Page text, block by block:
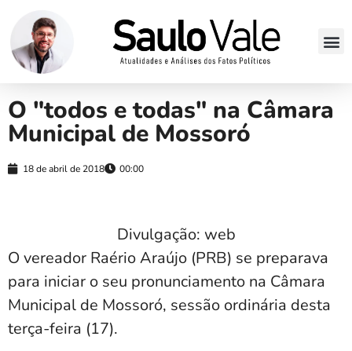
O "todos e todas" na Câmara
Municipal de Mossoró
18 de abril de 2018 00:00
Divulgação: web
O vereador Raério Araújo (PRB) se preparava
para iniciar o seu pronunciamento na Câmara
Municipal de Mossoró, sessão ordinária desta
terça-feira (17).